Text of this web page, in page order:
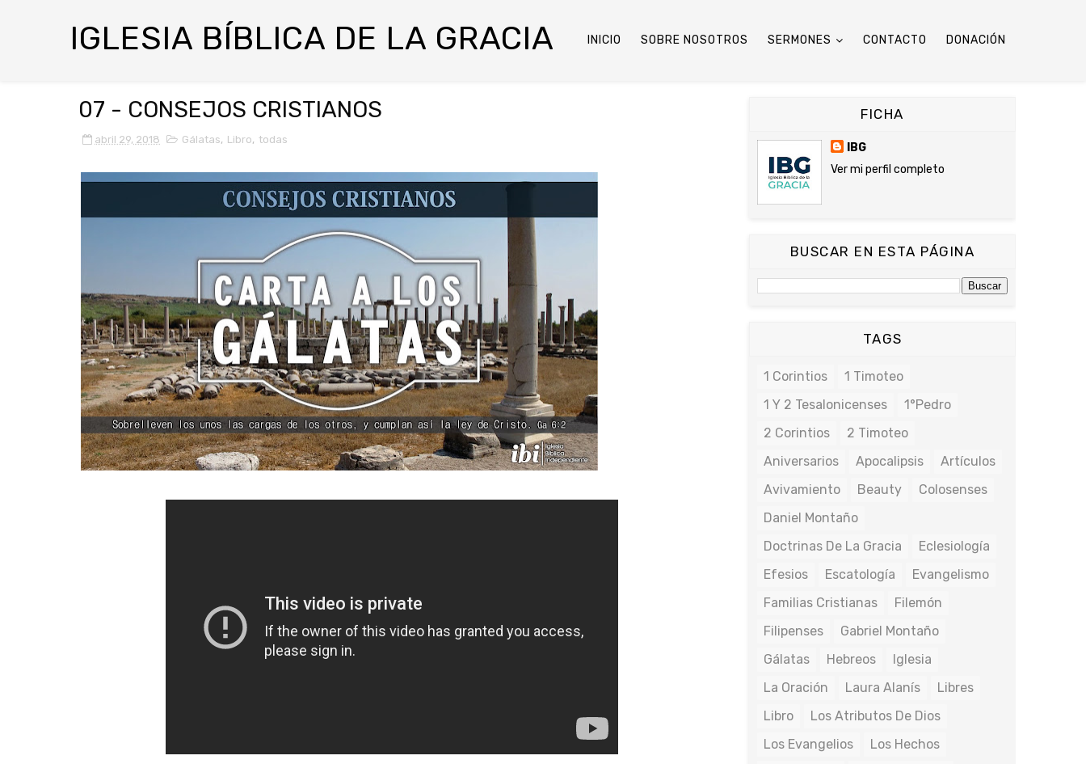
IGLESIA BÍBLICA DE LA GRACIA INICIO SOBRE NOSOTROS SERMONES CONTACTO DONACIÓN
07 - CONSEJOS CRISTIANOS
abril 29, 2018 Gálatas, Libro, todas
FICHA
IBG
Ver mi perfil completo
BUSCAR EN ESTA PÁGINA
TAGS
1 Corintios
1 Timoteo
1 Y 2 Tesalonicenses
1°Pedro
2 Corintios
2 Timoteo
Aniversarios
Apocalipsis
Artículos
Avivamiento
Beauty
Colosenses
Daniel Montaño
Doctrinas De La Gracia
Eclesiología
Efesios
Escatología
Evangelismo
Familias Cristianas
Filemón
Filipenses
Gabriel Montaño
Gálatas
Hebreos
Iglesia
La Oración
Laura Alanís
Libres
Libro
Los Atributos De Dios
Los Evangelios
Los Hechos